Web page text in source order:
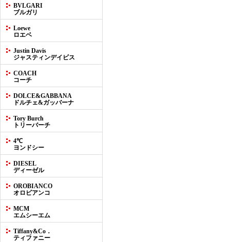
BVLGARI
ブルガリ
Loewe
ロエベ
Justin Davis
ジャスティンデイビス
COACH
コーチ
DOLCE&GABBANA
ドルチェ&ガッバーナ
Tory Burch
トリーバーチ
4℃
ヨンドシー
DIESEL
ディーゼル
OROBIANCO
オロビアンコ
MCM
エムシーエム
Tiffany&Co．
ティファニー